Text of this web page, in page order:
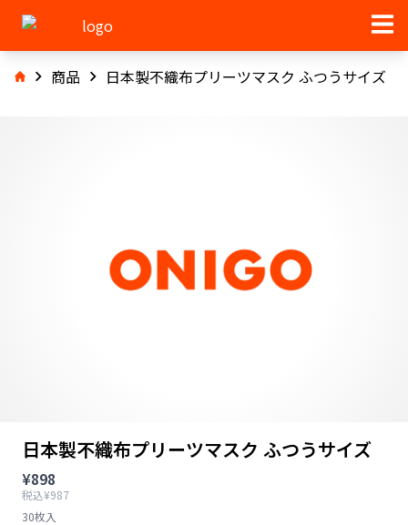
商品 日本製不織布プリーツマスク ふつうサイズ
日本製不織布プリーツマスク ふつうサイズ
¥898
税込¥987
30枚入